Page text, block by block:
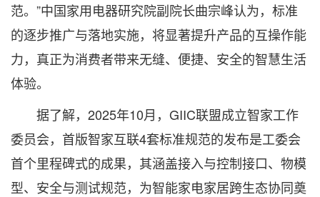
范。”中国家用电器研究院副院长曲宗峰认为，标准
的逐步推广与落地实施，将显著提升产品的互操作能
力，真正为消费者带来无缝、便捷、安全的智慧生活
体验。
据了解，2025年10月，GIIC联盟成立智家工作
委员会，首版智家互联4套标准规范的发布是工委会
首个里程碑式的成果，其涵盖接入与控制接口、物模
型、安全与测试规范，为智能家电家居跨生态协同奠